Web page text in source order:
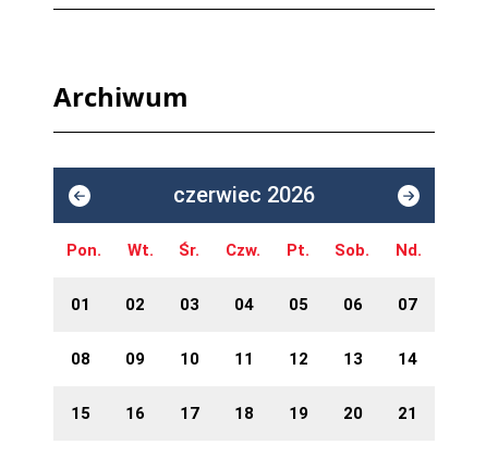
Archiwum
czerwiec 2026
Pon. Wt. Śr. Czw. Pt. Sob. Nd.
01 02 03 04 05 06 07
08 09 10 11 12 13 14
15 16 17 18 19 20 21